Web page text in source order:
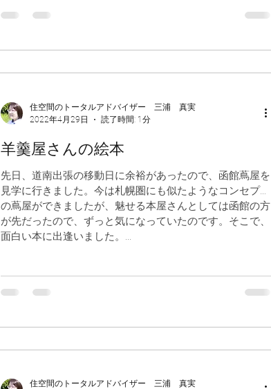
住空間のトータルアドバイザー 三浦 真実
2022年4月29日
読了時間: 1分
羊羹屋さんの絵本
先日、道南出張の移動日に余裕があったので、函館蔦屋を
見学に行きました。今は札幌圏にも似たようなコンセプト
の蔦屋ができましたが、魅せる本屋さんとしては函館の方
が先だったので、ずっと気になっていたのです。そこで、
面白い本に出逢いました。...
住空間のトータルアドバイザー 三浦 真実